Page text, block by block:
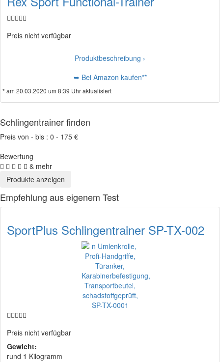
Preis nicht verfügbar
Produktbeschreibung ›
➥ Bei Amazon kaufen**
* am 20.03.2020 um 8:39 Uhr aktualisiert
Schlingentrainer finden
Preis von - bis : 0 - 175 €
Bewertung
& mehr
Empfehlung aus eigenem Test
SportPlus Schlingentrainer SP-TX-002
Preis nicht verfügbar
Gewicht:
rund 1 Kilogramm